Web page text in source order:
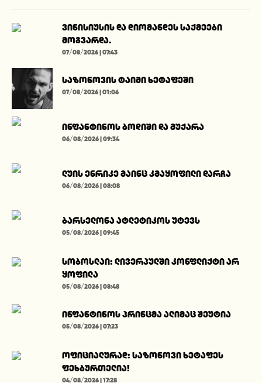
ვინისიუსის და დიომანდეს საქმეები
მოგვარდა.
07/08/2026 | 07:43
საზონოვის ტაიმი ხეტაფეში
07/08/2026 | 01:06
ინფანტინოს ბოდიში და მუქარა
06/08/2026 | 09:34
ლუის ენრიკე მაინც კმაყოფილი დარჩა
06/08/2026 | 08:08
ბარსელონა ატლეტიკოს უტევს
05/08/2026 | 09:45
სობოსლაი: ლივერპულში კონფლიქტი არ
ყოფილა
05/08/2026 | 08:48
ინფანტინოს პრინცმა ალიმაც შეუტია
05/08/2026 | 07:23
ოფიციალურად: საზონოვი ხეტაფეს
ფეხბურთელია!
04/08/2026 | 17:28